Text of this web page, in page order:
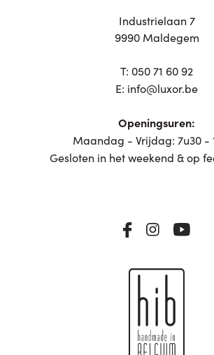
Industrielaan 7
9990 Maldegem
T: 050 71 60 92
E: info@luxor.be
Openingsuren:
Maandag - Vrijdag: 7u30 -
Gesloten in het weekend & op